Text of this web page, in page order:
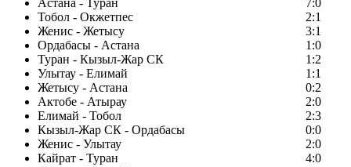
Астана - Туран
7:0
Тобол - Окжетпес
2:1
Женис - Жетысу
3:1
Ордабасы - Астана
1:0
Туран - Кызыл-Жар СК
1:2
Улытау - Елимай
1:1
Жетысу - Астана
0:2
Актобе - Атырау
2:0
Елимай - Тобол
2:3
Кызыл-Жар СК - Ордабасы
0:0
Женис - Улытау
2:0
Кайрат - Туран
4:0